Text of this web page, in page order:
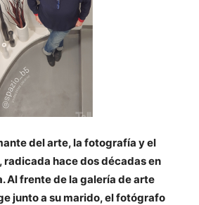
del arte, la fotografía y el
radicada hace dos décadas en
Al frente de la galería de arte
junto a su marido, el fotógrafo